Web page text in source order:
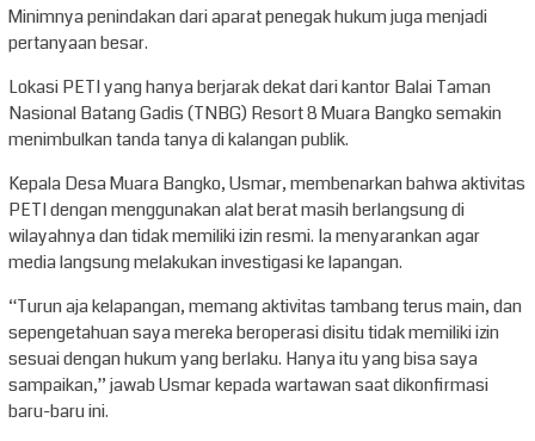
Minimnya penindakan dari aparat penegak hukum juga menjadi
pertanyaan besar.
Lokasi PETI yang hanya berjarak dekat dari kantor Balai Taman
Nasional Batang Gadis (TNBG) Resort 8 Muara Bangko semakin
menimbulkan tanda tanya di kalangan publik.
Kepala Desa Muara Bangko, Usmar, membenarkan bahwa aktivitas
PETI dengan menggunakan alat berat masih berlangsung di
wilayahnya dan tidak memiliki izin resmi. Ia menyarankan agar
media langsung melakukan investigasi ke lapangan.
“Turun aja kelapangan, memang aktivitas tambang terus main, dan
sepengetahuan saya mereka beroperasi disitu tidak memiliki izin
sesuai dengan hukum yang berlaku. Hanya itu yang bisa saya
sampaikan,” jawab Usmar kepada wartawan saat dikonfirmasi
baru-baru ini.